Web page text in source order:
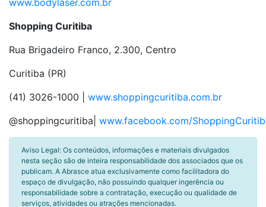
www.bodylaser.com.br
Shopping Curitiba
Rua Brigadeiro Franco, 2.300, Centro
Curitiba (PR)
(41) 3026-1000 | www.shoppingcuritiba.com.br
@shoppingcuritiba| www.facebook.com/
Aviso Legal: Os conteúdos, informações e materiais divulgados
nesta seção são de inteira responsabilidade dos associados que os
publicam. A Abrasce atua exclusivamente como facilitadora do
espaço de divulgação, não possuindo qualquer ingerência ou
responsabilidade sobre a contratação, execução ou qualidade de
serviços, atividades ou atrações mencionadas.